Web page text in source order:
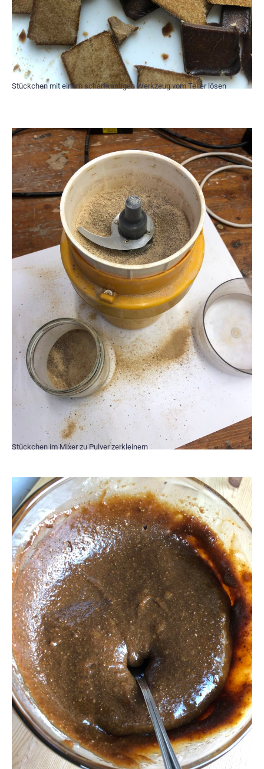
Stückchen mit einem scharfkantigen Werkzeug vom Teller lösen
Stückchen im Mixer zu Pulver zerkleinern